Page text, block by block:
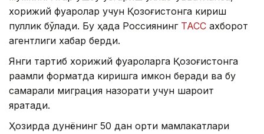
хорижий фуқаролар учун Қозоғистонга кириш
пуллик бўлади. Бу ҳақда Россиянинг ТАСС ахборот
агентлиги хабар берди.
Янги тартиб хорижий фуқароларга Қозоғистонга
рақамли форматда киришга имкон беради ва бу
самарали миграция назорати учун шароит
яратади.
Ҳозирда дунёнинг 50 дан ортиқ мамлакатлари